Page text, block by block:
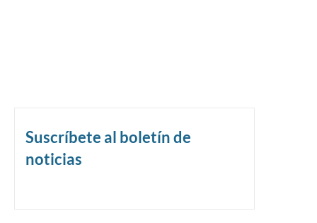
Suscríbete al boletín de
noticias